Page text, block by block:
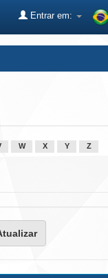
Entrar em:
W X Y Z